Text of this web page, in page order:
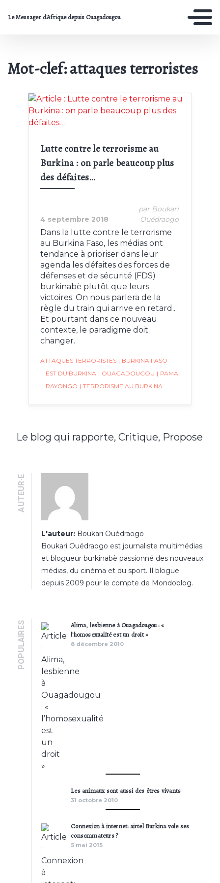
Le Messager d'Afrique depuis Ouagadougou
Mot-clef: attaques terroristes
Lutte contre le terrorisme au
Burkina : on parle beaucoup plus
des défaites…
4 septembre 2018
par Boukari
Ouédraogo
Dans la lutte contre le terrorisme
au Burkina Faso, les médias ont
tendance à prioriser dans leur
agenda les défaites des forces de
défenses et de sécurité (FDS)
burkinabè plutôt que leurs
victoires. On nous parlera de la
règle du train qui arrive en retard...
Et pourtant dans ce nouveau
contexte, le paradigme doit
changer.
ATTAQUES TERRORISTES | BURKINA FASO
| EST DU BURKINA | OUAGADOUGOU | PAMA
| RAYONGO | TERRORISME AU BURKINA
Le blog qui rapporte, Critique, Propose
AUTEUR·E
L'auteur: Boukari Ouédraogo
Boukari Ouédraogo est journaliste multimédias
et blogueur burkinabè passionné des nouveaux
médias, du cinéma et du sport. Il blogue
depuis 2009 pour le compte de Mondoblog.
POPULAIRES
Alima, lesbienne à Ouagadougou : «
l’homosexualité est un droit »
8 décembre 2010
Les animaux sont aussi des êtres vivants
31 octobre 2010
Connexion à internet: airtel Burkina vole ses
consommateurs ?
5 mai 2015